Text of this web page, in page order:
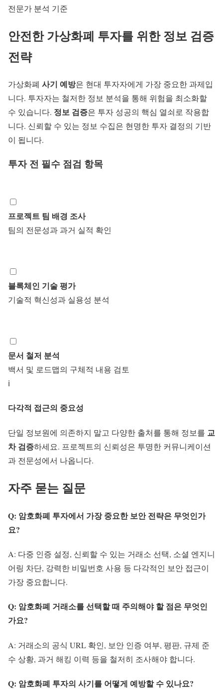
전문가 분석 기준
안전한 가상화폐 투자를 위한 정보 검증
전략
가상화폐 사기 예방은 현대 투자자에게 가장 중요한 과제입
니다. 투자자는 철저한 정보 분석을 통해 위험을 최소화할
수 있습니다. 정보 검증은 투자 성공의 핵심 열쇠로 작용합
니다. 신뢰할 수 있는 정보 수집은 현명한 투자 결정의 기반
이 됩니다.
투자 전 필수 점검 항목
프로젝트 팀 배경 조사
팀의 전문성과 과거 실적 확인
블록체인 기술 평가
기술적 혁신성과 실용성 분석
문서 철저 분석
백서 및 로드맵의 구체적 내용 검토
ℹ️
다각적 접근의 중요성
단일 정보원에 의존하지 말고 다양한 출처를 통해 정보를 교
차 검증하세요. 프로젝트의 신뢰성은 투명한 커뮤니케이션
과 전문성에서 나옵니다.
자주 묻는 질문
Q: 암호화폐 투자에서 가장 중요한 보안 전략은 무엇인가
요?
A: 다중 인증 설정, 신뢰할 수 있는 거래소 선택, 소셜 엔지니
어링 차단, 강력한 비밀번호 사용 등 다각적인 보안 접근이
가장 중요합니다.
Q: 암호화폐 거래소를 선택할 때 주의해야 할 점은 무엇인
가요?
A: 거래소의 공식 URL 확인, 보안 인증 여부, 평판, 규제 준
수 상황, 과거 해킹 이력 등을 철저히 조사해야 합니다.
Q: 암호화폐 투자의 사기를 어떻게 예방할 수 있나요?